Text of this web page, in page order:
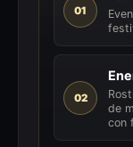
01
02
de
con